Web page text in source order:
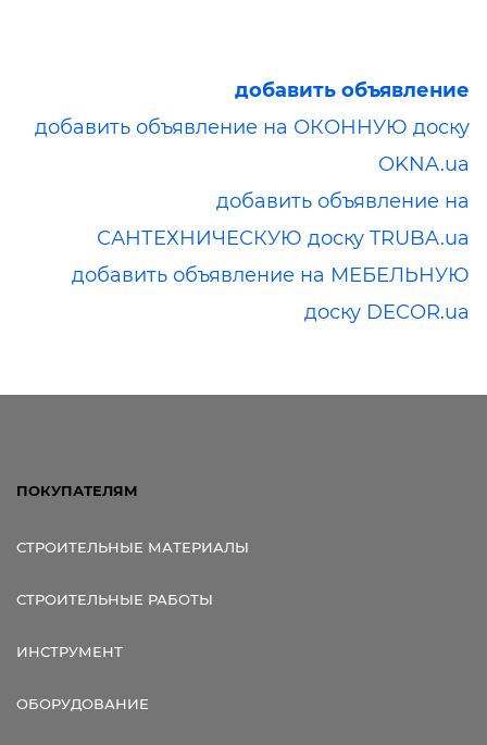
добавить объявление
добавить объявление на ОКОННУЮ доску
OKNA.ua
добавить объявление на
САНТЕХНИЧЕСКУЮ доску TRUBA.ua
добавить объявление на МЕБЕЛЬНУЮ
доску DECOR.ua
ПОКУПАТЕЛЯМ
СТРОИТЕЛЬНЫЕ МАТЕРИАЛЫ
СТРОИТЕЛЬНЫЕ РАБОТЫ
ИНСТРУМЕНТ
ОБОРУДОВАНИЕ